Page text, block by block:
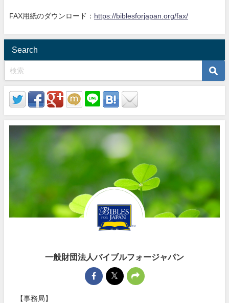
FAX用紙のダウンロード： https://biblesforjapan.org/fax/
Search
一般財団法人バイブルフォージャパン
【事務局】